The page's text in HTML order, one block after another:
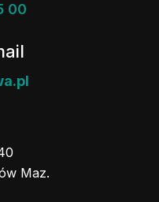
00
Maz.